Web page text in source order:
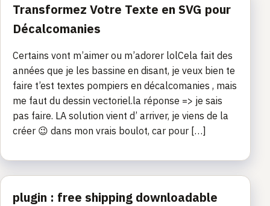
Transformez Votre Texte en SVG pour
Décalcomanies
Certains vont m’aimer ou m’adorer lolCela fait des
années que je les bassine en disant, je veux bien te
faire t’est textes pompiers en décalcomanies , mais
me faut du dessin vectoriel.la réponse => je sais
pas faire. LA solution vient d’ arriver, je viens de la
créer 😉 dans mon vrais boulot, car pour […]
plugin : free shipping downloadable